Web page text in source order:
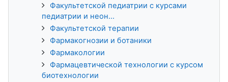
Факультетской педиатрии с курсами
педиатрии и неон...
Факультетской терапии
Фармакогнозии и ботаники
Фармакологии
Фармацевтической технологии с курсом
биотехнологии